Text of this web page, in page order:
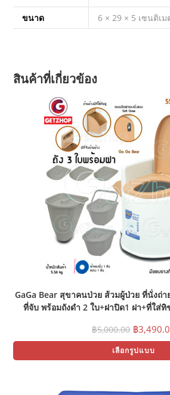
ขนาด
6 × 29 × 5 เซนติเม
สินค้าที่เกี่ยวข้อง
GaGa Bear สุขาคนป่วย ส้วมผู้ป่วย ที่นั่งถ่
ที่จับ พร้อมถังดำ 2 ใบ+ฝาปิด1 ฝา+ที่ใส่
฿5,000.00
price
was:
฿
฿
เลือกรูปแบบ